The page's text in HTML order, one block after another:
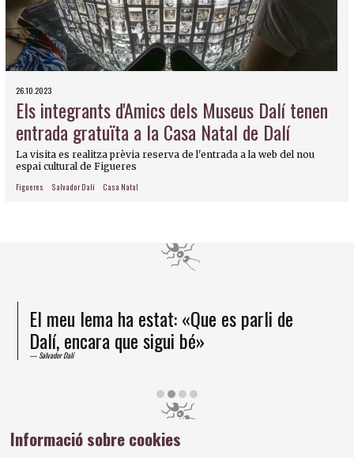
26.10.2023
Els integrants d'Amics dels Museus Dalí tenen
entrada gratuïta a la Casa Natal de Dalí
La visita es realitza prèvia reserva de l'entrada a la web del nou
espai cultural de Figueres
Figueres Salvador Dalí Casa Natal
El meu lema ha estat: «Que es parli de
Dalí, encara que sigui bé»
Salvador Dalí
Informació sobre cookies